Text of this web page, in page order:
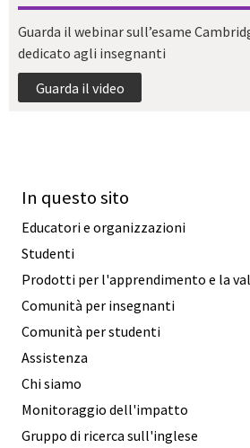
Guarda il webinar sull’esame
dedicato agli insegnanti
Guarda il video
In questo sito
Educatori e organizzazioni
Studenti
Prodotti per l'apprendimento e la
Comunità per insegnanti
Comunità per studenti
Assistenza
Chi siamo
Monitoraggio dell'impatto
Gruppo di ricerca sull'inglese